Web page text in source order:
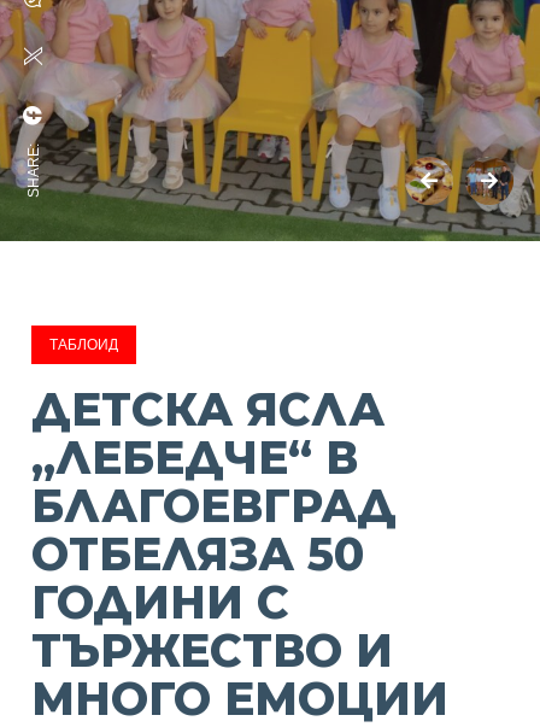
SHARE:
ТАБЛОИД
ДЕТСКА ЯСЛА
„ЛЕБЕДЧЕ“ В
БЛАГОЕВГРАД
ОТБЕЛЯЗА 50
ГОДИНИ С
ТЪРЖЕСТВО И
МНОГО ЕМОЦИИ